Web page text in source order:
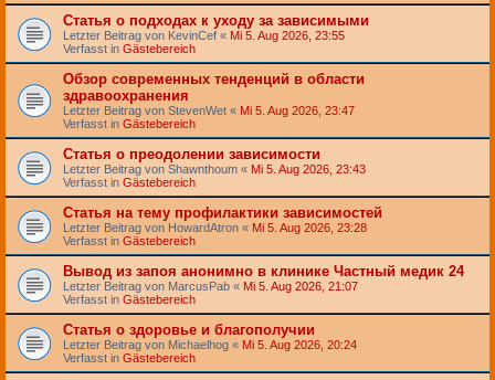
Статья о подходах к уходу за зависимыми
Letzter Beitrag von KevinCef « Mi 5. Aug 2026, 23:55
Verfasst in Gästebereich
Обзор современных тенденций в области
здравоохранения
Letzter Beitrag von StevenWet « Mi 5. Aug 2026, 23:47
Verfasst in Gästebereich
Статья о преодолении зависимости
Letzter Beitrag von Shawnthoum « Mi 5. Aug 2026, 23:43
Verfasst in Gästebereich
Статья на тему профилактики зависимостей
Letzter Beitrag von HowardAtron « Mi 5. Aug 2026, 23:28
Verfasst in Gästebereich
Вывод из запоя анонимно в клинике Частный медик 24
Letzter Beitrag von MarcusPab « Mi 5. Aug 2026, 21:07
Verfasst in Gästebereich
Статья о здоровье и благополучии
Letzter Beitrag von Michaelhog « Mi 5. Aug 2026, 20:24
Verfasst in Gästebereich